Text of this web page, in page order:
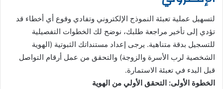
لتسهيل عملية تعبئة النموذج الإلكتروني وتفادي وقوع أي أخطاء قد
تؤدي إلى تأخير مراجعة طلبك، نوضح لك الخطوات التفصيلية
للتسجيل بدقة متناهية. يرجى إعداد مستنداتك الثبوتية (الهوية
الشخصية لرب الأسرة والزوجة) والتحقق من عمل أرقام التواصل
قبل البدء في تعبئة الاستمارة.
الخطوة الأولى: التحقق الأولي من الهوية